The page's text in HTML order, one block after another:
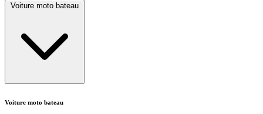
Voiture moto bateau
Voiture moto bateau